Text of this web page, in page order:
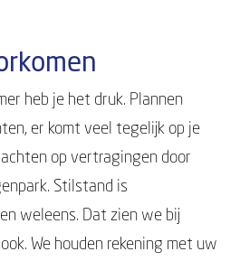
heb je het druk. Plannen
er komt veel tegelijk op je
op vertragingen door
Stilstand is
weleens. Dat zien we bij
We houden rekening met uw